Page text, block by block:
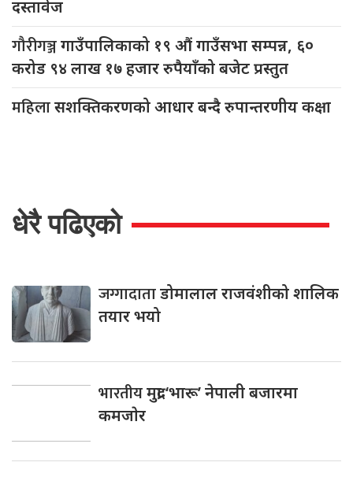
दस्तावेज
गौरीगञ्जगाउँपालिकाको १९ औं गाउँसभा सम्पन्न, ६०
करोड ९४ लाख १७ हजार रुपैयाँको बजेट प्रस्तुत
महिलासशक्तिकरणको आधार बन्दै रुपान्तरणीय कक्षा
धेरै पढिएको
जग्गादाताडोमालाल राजवंशीको शालिक
तयार भयो
भारतीयमुद्रा ‘भारू’ नेपाली बजारमा
कमजाेर